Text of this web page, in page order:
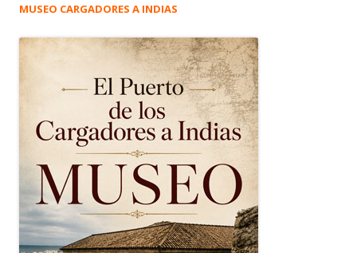
MUSEO CARGADORES A INDIAS